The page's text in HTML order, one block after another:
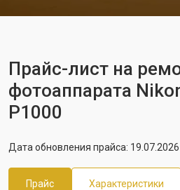
Прайс-лист на
фотоаппарата
P1000
Дата обновления прайса: 19.07.2026
Прайс Характеристики